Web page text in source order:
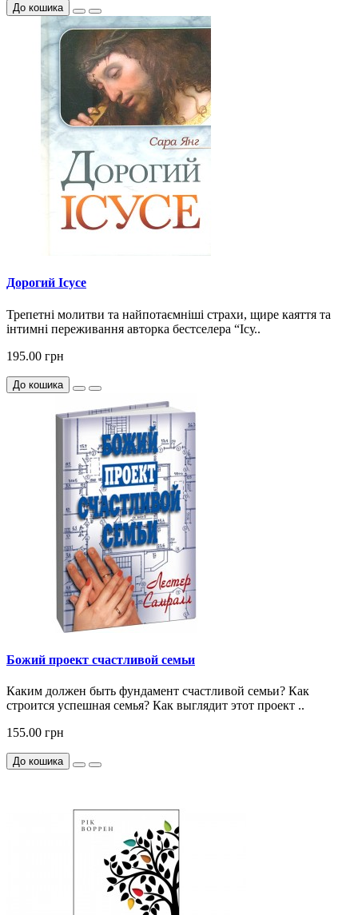
До кошика
Дорогий Ісусе
Трепетні молитви та найпотаємніші страхи, щире каяття та
інтимні переживання авторка бестселера “Ісу..
195.00 грн
До кошика
Божий проект счастливой семьи
Каким должен быть фундамент счастливой семьи? Как
строится успешная семья? Как выглядит этот проект ..
155.00 грн
До кошика